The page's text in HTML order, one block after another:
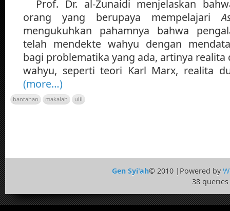
Prof. Dr. al-Zunaidi menjelaskan
orang yang berupaya mempelajari
mengukuhkan pahamnya bahwa
telah mendekte wahyu dengan
bagi problematika yang ada, artinya
wahyu, seperti teori Karl Marx, realita
(more…)
bantahan makalah ulil
Gen Syi'ah© 2010 |Powered by
38 queries